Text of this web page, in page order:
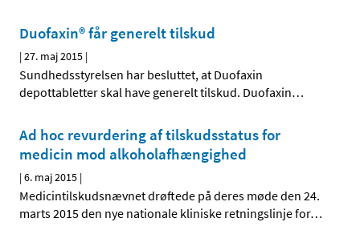
Duofaxin® får generelt tilskud
|27. maj 2015 |
Sundhedsstyrelsen har besluttet, at Duofaxin
depottabletter skal have generelt tilskud. Duofaxin…
Ad hoc revurdering af tilskudsstatus for
medicin mod alkoholafhængighed
|6. maj 2015 |
Medicintilskudsnævnet drøftede på deres møde den 24.
marts 2015 den nye nationale kliniske retningslinje for…